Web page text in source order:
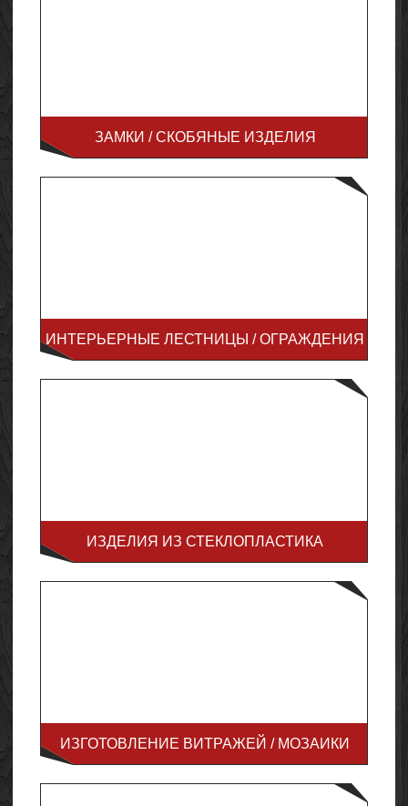
ЗАМКИ / СКОБЯНЫЕ ИЗДЕЛИЯ
ИНТЕРЬЕРНЫЕ ЛЕСТНИЦЫ / ОГРАЖДЕНИЯ
ИЗДЕЛИЯ ИЗ СТЕКЛОПЛАСТИКА
ИЗГОТОВЛЕНИЕ ВИТРАЖЕЙ / МОЗАИКИ